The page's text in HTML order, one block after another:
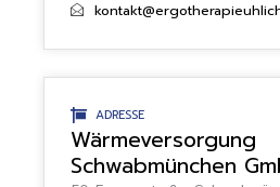
ADRESSE
Wärmeversorgung
Schwabmünchen